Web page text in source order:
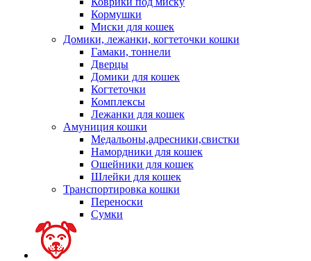
Кормушки
Миски для кошек
Домики, лежанки, когтеточки кошки
Гамаки, тоннели
Дверцы
Домики для кошек
Когтеточки
Комплексы
Лежанки для кошек
Амуниция кошки
Медальоны,адресники,свистки
Намордники для кошек
Ошейники для кошек
Шлейки для кошек
Транспортировка кошки
Переноски
Сумки